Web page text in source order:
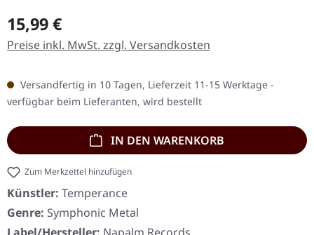
Regulärer Preis:
15,99 €
Preise inkl. MwSt. zzgl. Versandkosten
Versandfertig in 10 Tagen, Lieferzeit 11-15 Werktage -
verfügbar beim Lieferanten, wird bestellt
IN DEN WARENKORB
Zum Merkzettel hinzufügen
Künstler: Temperance
Genre: Symphonic Metal